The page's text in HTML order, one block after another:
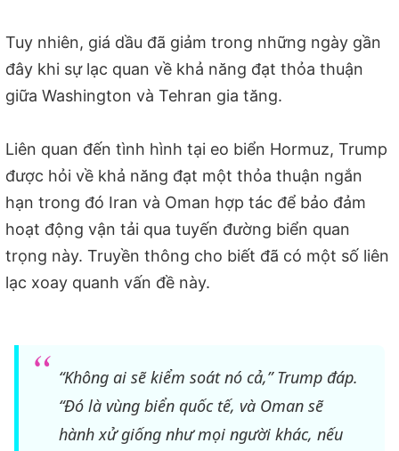
Tuy nhiên, giá dầu đã giảm trong những ngày gần
đây khi sự lạc quan về khả năng đạt thỏa thuận
giữa Washington và Tehran gia tăng.
Liên quan đến tình hình tại eo biển Hormuz, Trump
được hỏi về khả năng đạt một thỏa thuận ngắn
hạn trong đó Iran và Oman hợp tác để bảo đảm
hoạt động vận tải qua tuyến đường biển quan
trọng này. Truyền thông cho biết đã có một số liên
lạc xoay quanh vấn đề này.
“Không ai sẽ kiểm soát nó cả,” Trump đáp.
“Đó là vùng biển quốc tế, và Oman sẽ
hành xử giống như mọi người khác, nếu